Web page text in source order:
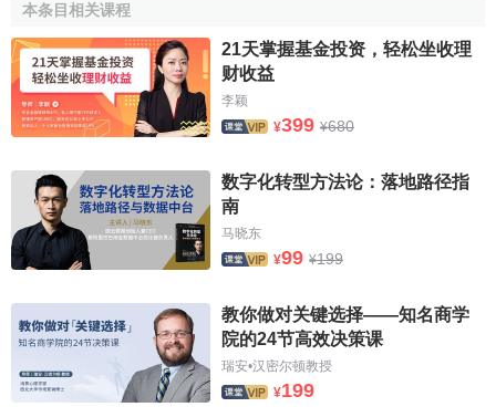
長具負面 影響 ；其次，通貨膨脹率等於工資變化率。即：
本条目相关课程
21天掌握基金投资，轻松坐收理
财收益
李颖
¥399 ¥680
数字化转型方法论：落地路径指
南
马晓东
¥99 ¥199
教你做对关键选择——知名商学
院的24节高效决策课
瑞安•汉密尔顿教授
¥199